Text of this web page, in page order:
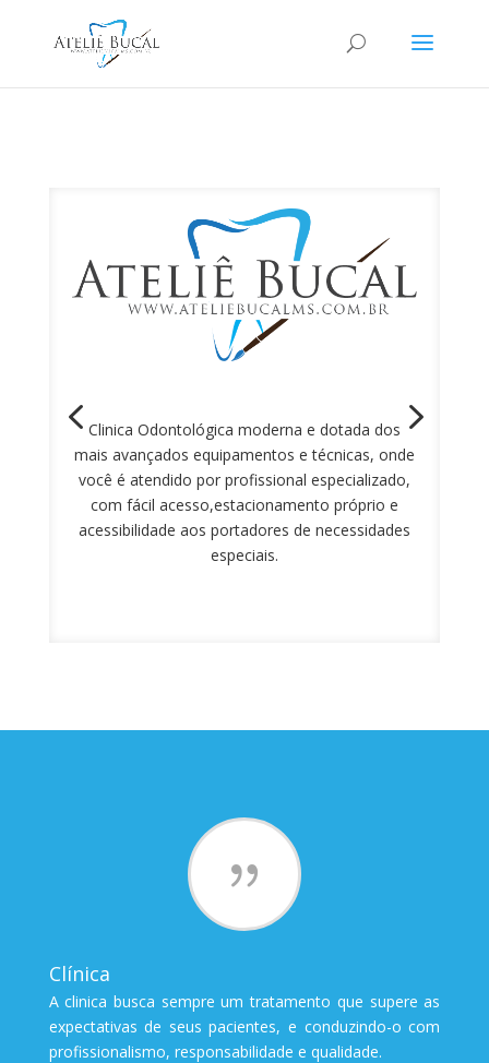
Clinica Odontológica moderna e dotada dos
mais avançados equipamentos e técnicas, onde
você é atendido por profissional especializado,
com fácil acesso,estacionamento próprio e
acessibilidade aos portadores de necessidades
especiais.
{
Clínica
A clinica busca sempre um tratamento que supere as
expectativas de seus pacientes, e conduzindo-o com
profissionalismo, responsabilidade e qualidade.